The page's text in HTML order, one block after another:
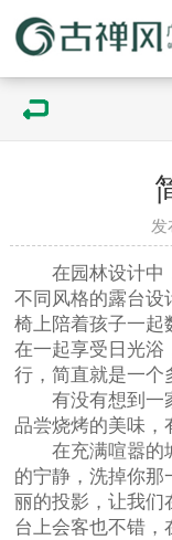
在园林设计中，
不同风格的露台设
椅上陪着孩子一起
在一起享受日光浴
行，简直就是一个
有没有想到一家
品尝烧烤的美味，
在充满喧嚣的城
的宁静，洗掉你那
丽的投影，让我们
台上会客也不错，